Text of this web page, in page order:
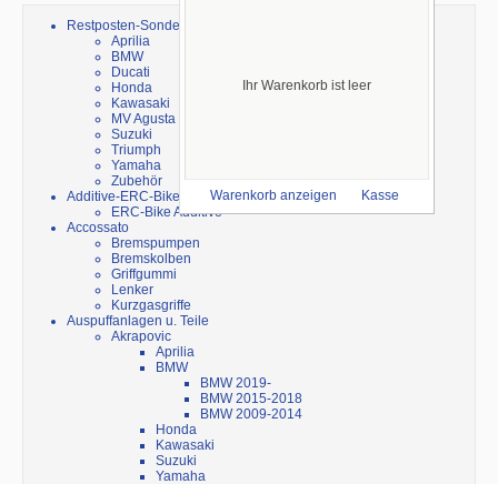
Ihr Warenkorb ist leer
Warenkorb anzeigen Kasse
Restposten-Sonderverkauf
Aprilia
BMW
Ducati
Honda
Kawasaki
MV Agusta
Suzuki
Triumph
Yamaha
Zubehör
Additive-ERC-Bike
ERC-Bike Additive
Accossato
Bremspumpen
Bremskolben
Griffgummi
Lenker
Kurzgasgriffe
Auspuffanlagen u. Teile
Akrapovic
Aprilia
BMW
BMW 2019-
BMW 2015-2018
BMW 2009-2014
Honda
Kawasaki
Suzuki
Yamaha